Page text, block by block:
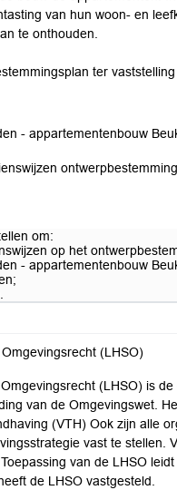
van hun woon- en
te onthouden.
ter
- appartementenbouw
om:
op het
- appartementenbouw
(LHSO)
(LHSO) is
van de Omgevingswet.
(VTH) Ook zijn alle
vast te stellen.
van de LHSO
de LHSO vastgesteld.